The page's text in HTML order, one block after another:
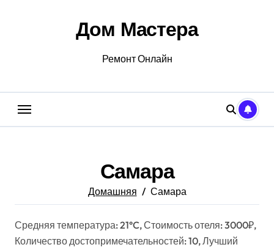
Дом Мастера
Ремонт Онлайн
Самара
Домашняя Самара
Средняя температура: 21°C, Стоимость отеля: 3000₽,
Количество достопримечательностей: 10, Лучший